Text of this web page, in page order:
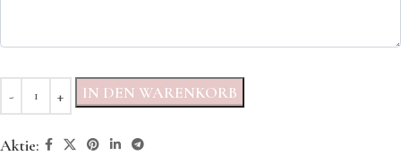
IN DEN WARENKORB
Aktie: